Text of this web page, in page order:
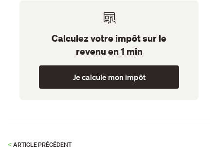
Calculez votre impôt sur le
revenu en 1 min
Je calcule mon impôt
<ARTICLE PRÉCÉDENT